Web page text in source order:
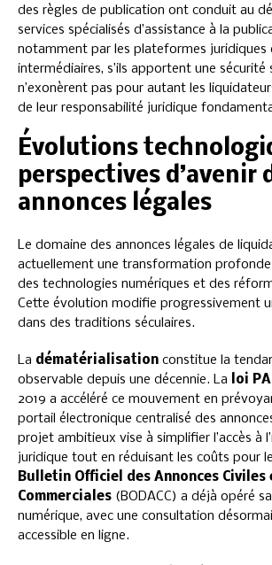
des règles de publication ont conduit au
services spécialisés d’assistance à la
notamment par les plateformes juridiques
intermédiaires, s’ils apportent une sécurité
n’exonèrent pas pour autant les
de leur responsabilité juridique
Évolutions
perspectives d’avenir
annonces légales
Le domaine des annonces légales de
actuellement une transformation profonde
des technologies numériques et des
Cette évolution modifie progressivement
dans des traditions séculaires.
La dématérialisation constitue la
observable depuis une décennie. La
loi
2019 a accéléré ce mouvement en
portail électronique centralisé des
projet ambitieux vise à simplifier l’accès à
juridique tout en réduisant les coûts pour
Bulletin Officiel des Annonces Civiles
Commerciales (BODACC) a déjà opéré
numérique, avec une consultation
accessible en ligne.